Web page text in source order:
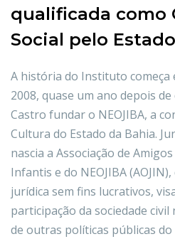
qualificada como
Social pelo
A história do Instituto começa
2008, quase um ano depois
Castro fundar o NEOJIBA, a
Cultura do Estado da Bahia.
nascia a Associação de
Infantis e do NEOJIBA
jurídica sem fins lucrativos,
participação da sociedade
de outras políticas públicas do